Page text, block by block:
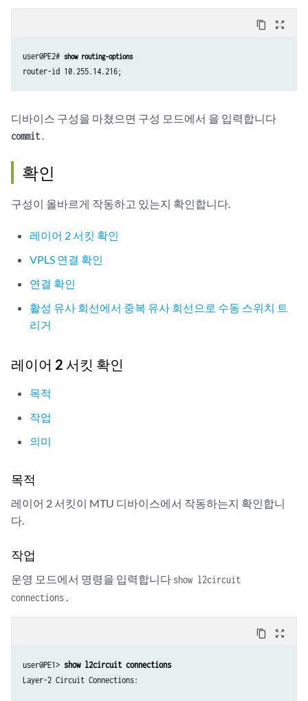
content_copy zoom_out_map
user@PE2# show routing-options
디바이스 구성을 마쳤으면 구성 모드에서 을 입력합니다
commit .
확인
구성이 올바르게 작동하고 있는지 확인합니다.
레이어 2 서킷 확인
VPLS 연결 확인
연결 확인
활성 유사 회선에서 중복 유사 회선으로 수동 스위치 트
리거
레이어 2 서킷 확인
목적
작업
의미
목적
레이어 2 서킷이 MTU 디바이스에서 작동하는지 확인합니
다.
작업
운영 모드에서 명령을 입력합니다 show l2circuit
connections .
content_copy zoom_out_map
user@PE1> show l2circuit connections
Layer-2 Circuit Connections: